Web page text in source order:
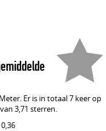
Er is in totaal 7 keer op
3,71 sterren.